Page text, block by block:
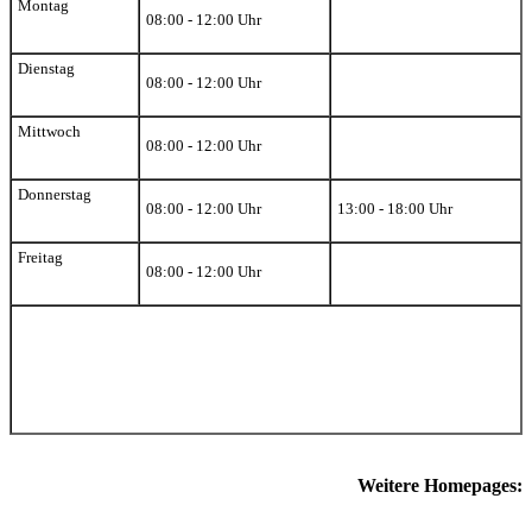
Montag
08:00 - 12:00 Uhr
Dienstag
08:00 - 12:00 Uhr
Mittwoch
08:00 - 12:00 Uhr
Donnerstag
08:00 - 12:00 Uhr
13:00 - 18:00 Uhr
Freitag
08:00 - 12:00 Uhr
Weitere Homepages: